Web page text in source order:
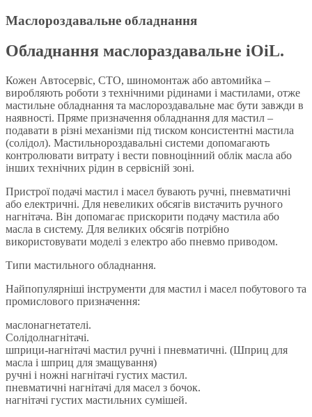
Маслороздавальне обладнання
Обладнання маслораздавальне iOiL.
Кожен Автосервіс, СТО, шиномонтаж або автомийка –
виробляють роботи з технічними рідинами і мастилами, отже
мастильне обладнання та маслороздавальне має бути завжди в
наявності. Пряме призначення обладнання для мастил –
подавати в різні механізми під тиском консистентні мастила
(солідол). Мастильнороздавальні системи допомагають
контролювати витрату і вести повноцінний облік масла або
інших технічних рідин в сервісній зоні.
Пристрої подачі мастил і масел бувають ручні, пневматичні
або електричні. Для невеликих обсягів вистачить ручного
нагнітача. Він допомагає прискорити подачу мастила або
масла в систему. Для великих обсягів потрібно
використовувати моделі з електро або пневмо приводом.
Типи мастильного обладнання.
Найпопулярніші інструменти для мастил і масел побутового та
промислового призначення:
маслонагнетателі.
Солідолнагнітачі.
шприци-нагнітачі мастил ручні і пневматичні. (Шприц для
масла і шприц для змащування)
ручні і ножні нагнітачі густих мастил.
пневматичні нагнітачі для масел з бочок.
нагнітачі густих мастильних сумішей.